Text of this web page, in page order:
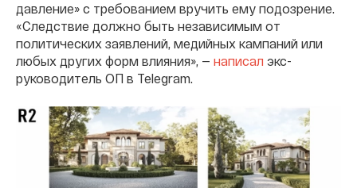
давление» с требованием вручить ему подозрение.
«Следствие должно быть независимым от
политических заявлений, медийных кампаний или
любых других форм влияния», — написал экс-
руководитель ОП в Telegram.